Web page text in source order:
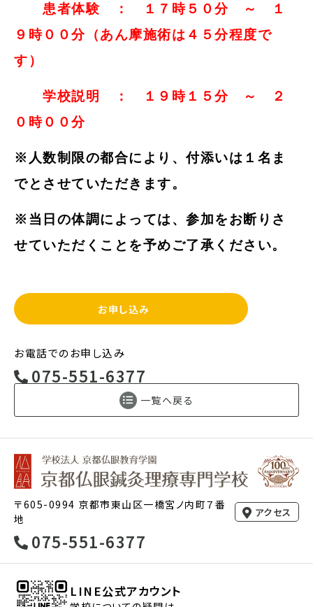
患者体験 ： １７時５０分 ～ １
９時００分（あん摩施術は４５分程度で
す）
学校説明 ： １９時１５分 ～ ２
０時００分
※人数制限の都合により、付添いは１名ま
でとさせていただきます。
※当日の体調によっては、参加をお断りさ
せていただくことを予めご了承ください。
お申し込み
お電話でのお申し込み
075-551-6377
一覧へ戻る
〒605-0994 京都市東山区一橋宮ノ内町７番
地
アクセス
075-551-6377
LINE公式アカウント